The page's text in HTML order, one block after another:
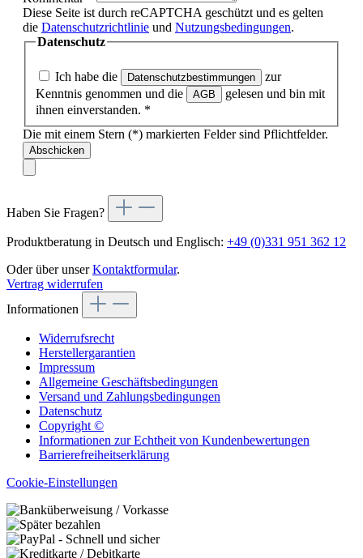
Diese Seite ist durch reCAPTCHA geschützt und es gelten
die Datenschutzrichtlinie und Nutzungsbedingungen.
Datenschutz
Ich habe die Datenschutzbestimmungen
zur
Kenntnis genommen und die
AGB
gelesen und bin mit
ihnen einverstanden. *
Die mit einem Stern (*) markierten Felder sind Pflichtfelder.
Abschicken
Haben Sie Fragen?
Produktberatung in Deutsch und Englisch: +49 (0)331 951 362 12
Oder über unserKontaktformular.
Vertrag widerrufen
Informationen
Widerrufsrecht
Herstellergarantien
Impressum
Allgemeine Geschäftsbedingungen
Versand und Zahlungsbedingungen
Datenschutz
Copyright ©
Informationen zur Echtheit von Kundenbewertungen
Barrierefreiheitserklärung
Cookie-Einstellungen